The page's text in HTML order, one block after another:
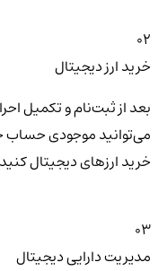
02
خرید ارز دیجیتال
بعد از ثبت‌نام و تکمیل
می‌توانید موجودی حساب
خرید ارزهای دیجیتال کنید.
03
مدیریت دارایی دیجیتال